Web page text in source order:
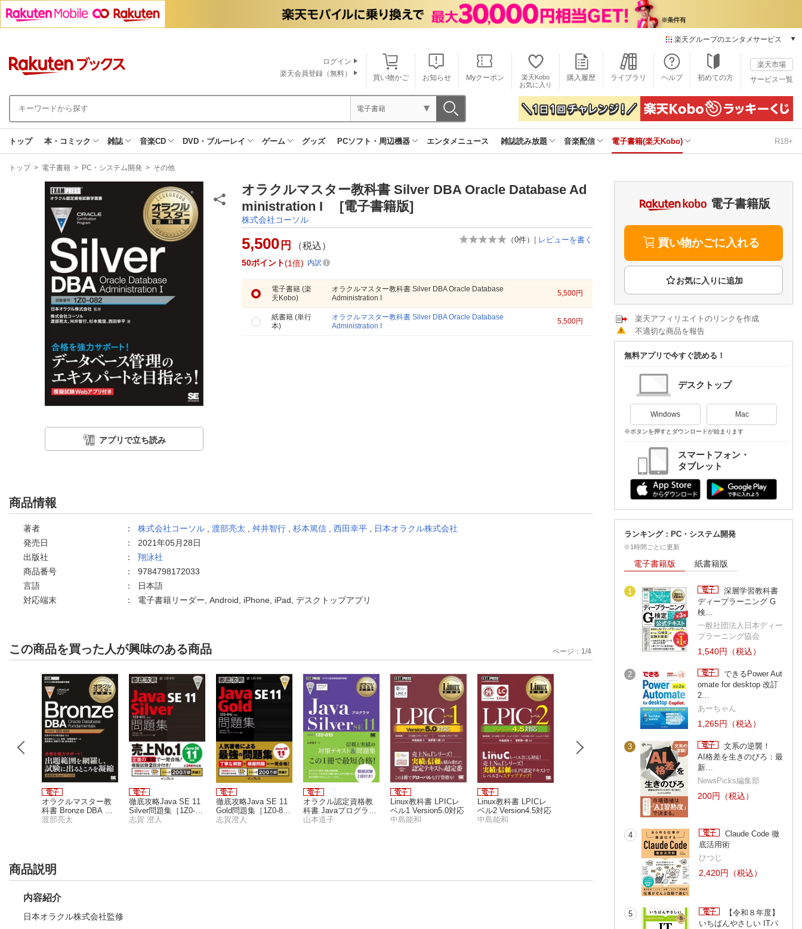
楽天グループのエンタメサービス
本/ゲーム/CD/DVD
楽天ブックス
電子書籍
楽天Kobo
雑誌読み放題
楽天ミュージック
楽天TV
動画配信ガイド
Rakuten PLAY
Rチャンネル
楽天チケット
エンタメニュース
推し楽
買い物かご お知らせ Myクーポン
楽天Kobo
お気に入り
購入履歴 ライブラリ ヘルプ 初めての方
楽天市場
サービス一覧
ログイン
楽天会員登録（無料）
電子書籍
トップ 本・コミック 雑誌 音楽CD DVD・ブルーレイ ゲーム グッズ PCソフト・周辺機器 エンタメニュース 雑誌読み放題 音楽配信 電子書籍(楽天Kobo) R18+
現
トップ > 電子書籍 > PC・システム開発 > その他
アプリで立ち読み
オラクルマスター教科書 Silver DBA Oracle Database Ad
ministration I [電子書籍版]
株式会社コーソル
（0件） | レビューを書く
5,500 円 （税込）
50ポイント 1倍 内訳
電子書籍 (楽
天Kobo)
オラクルマスター教科書 Silver DBA Oracle Database
Administration I
5,500円
紙書籍 (単行
本)
オラクルマスター教科書 Silver DBA Oracle Database
Administration I
5,500円
商品情報
著者 ： 株式会社コーソル 渡部亮太 舛井智行 杉本篤信 西田幸平
日本オラクル株式会社
発売日
： 2021年05月28日
出版社
： 翔泳社
商品番号
： 9784798172033
言語
：
日本語
対応端末
： 電子書籍リーダー, Android, iPhone, iPad, デスクトップアプリ
この商品を買った人が興味のある商品
オラクルマスター教
科書 Bronze DBA Ora
cle Database Fundam
渡部亮太
徹底攻略Java SE 11
Silver問題集［1Z0-81
5］対応
志賀 澄人
徹底攻略Java SE 11
Gold問題集［1Z0-81
6］対応
志賀澄人
オラクル認定資格教
科書 Javaプログラマ
Silver SE11（試験番
山本道子
Linux教科書 LPICレ
ベル1 Version5.0対応
中島能和
Linux教科書 LPICレ
ベル2 Version4.5対応
中島能和
［対応試験］200 -301
シスコ技術者認定教
科書 CCNP Enterpris
e 完全合格テキスト＆
問題集 ［対応試験］
コア試験ENCOR（35
0-401）
林口裕志
オラクル認定資
ページ： 1 /4
商品説明
内容紹介
日本オラクル株式会社監修
電子書籍版
買い物かごに入れる
楽天アフィリエイトのリンクを作成
不適切な商品を報告
無料アプリで今すぐ読める！
デスクトップ
Windows Mac
※ボタンを押すとダウンロードが始まります
スマートフォン・
タブレット
ランキング：PC・システム開発
※1時間ごとに更新
電子書籍版 紙書籍版
1
深層学習教科書
ディープラーニング G
検…
一般社団法人日本ディー
プラーニング協会
1,540円（税込）
2
できるPower Aut
omate for desktop 改訂
2…
あーちゃん
1,265円（税込）
3
文系の逆襲！
AI格差を生きのびろ：最
新…
NewsPicks編集部
200円（税込）
4
Claude Code 徹
底活用術
ひつじ
2,420円（税込）
5
【令和８年度】
いちばんやさしい ITパ